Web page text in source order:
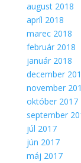
august 2018
apríl 2018
marec 2018
február 2018
január 2018
december
november
október 2017
september
júl 2017
jún 2017
máj 2017